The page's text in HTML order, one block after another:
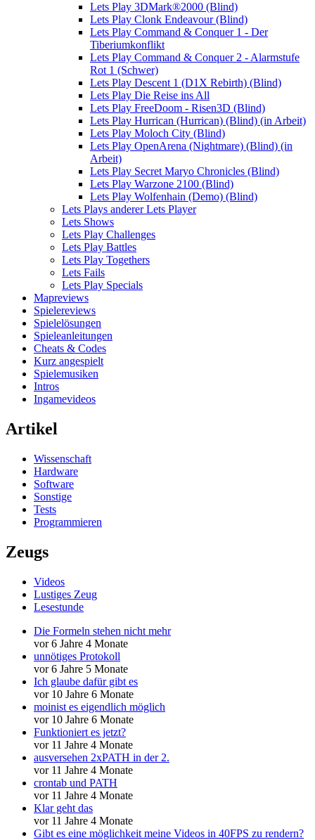
Lets Play 3DMark®2000 (Blind)
Lets Play Clonk Endeavour (Blind)
Lets Play Command & Conquer 1 - Der
Tiberiumkonflikt
Lets Play Command & Conquer 2 - Alarmstufe
Rot 1 (Schwer)
Lets Play Descent 1 (D1X Rebirth) (Blind)
Lets Play Die Reise ins All
Lets Play FreeDoom - Risen3D (Blind)
Lets Play Hurrican (Hurrican) (Blind) (in Arbeit)
Lets Play Moloch City (Blind)
Lets Play OpenArena (Nightmare) (Blind) (in
Arbeit)
Lets Play Secret Maryo Chronicles (Blind)
Lets Play Warzone 2100 (Blind)
Lets Play Wolfenhain (Demo) (Blind)
Lets Plays anderer Lets Player
Lets Shows
Lets Play Challenges
Lets Play Battles
Lets Play Togethers
Lets Fails
Lets Play Specials
Mapreviews
Spielereviews
Spielelösungen
Spieleanleitungen
Cheats & Codes
Kurz angespielt
Spielemusiken
Intros
Ingamevideos
Artikel
Wissenschaft
Hardware
Software
Sonstige
Tests
Programmieren
Zeugs
Videos
Lustiges Zeug
Lesestunde
Die Formeln stehen nicht mehr
vor 6 Jahre 4 Monate
unnötiges Protokoll
vor 6 Jahre 5 Monate
Ich glaube dafür gibt es
vor 10 Jahre 6 Monate
moinist es eigendlich möglich
vor 10 Jahre 6 Monate
Funktioniert es jetzt?
vor 11 Jahre 4 Monate
ausversehen 2xPATH in der 2.
vor 11 Jahre 4 Monate
crontab und PATH
vor 11 Jahre 4 Monate
Klar geht das
vor 11 Jahre 4 Monate
Gibt es eine möglichkeit meine Videos in 40FPS zu rendern?